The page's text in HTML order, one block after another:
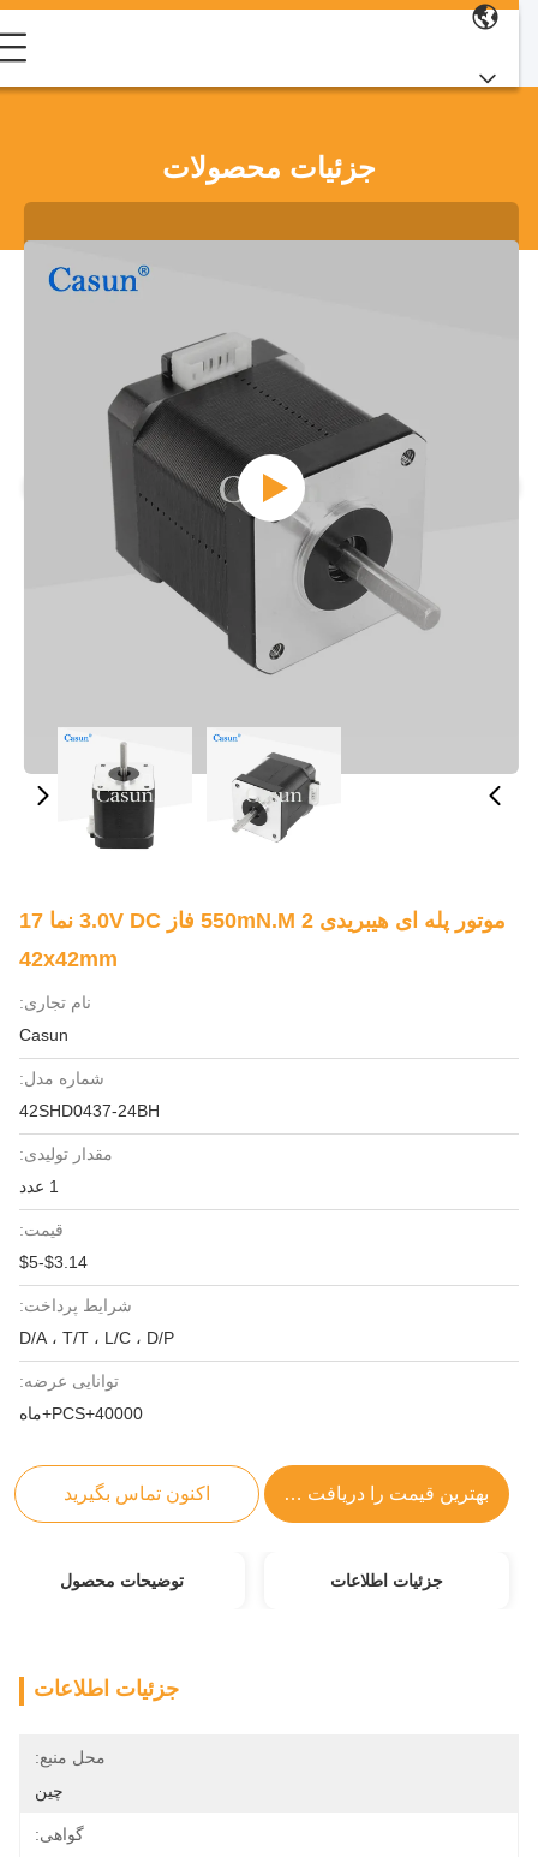
جزئیات محصولات
موتور پله ای هیبریدی 550mN.M 2 فاز 3.0V DC نما 17
42x42mm
نام تجاری:
Casun
شماره مدل:
42SHD0437-24BH
مقدار تولیدی:
قیمت:
$3.14-$5
شرایط پرداخت:
D/A ، T/T ، L/C ، D/P
توانایی عرضه:
40000+PCS+ماه
بهترین قیمت را دریافت کنید اکنون تماس بگیرید
جزئیات اطلاعات توضیحات محصول
جزئیات اطلاعات
محل منبع:
چین
گواهی: